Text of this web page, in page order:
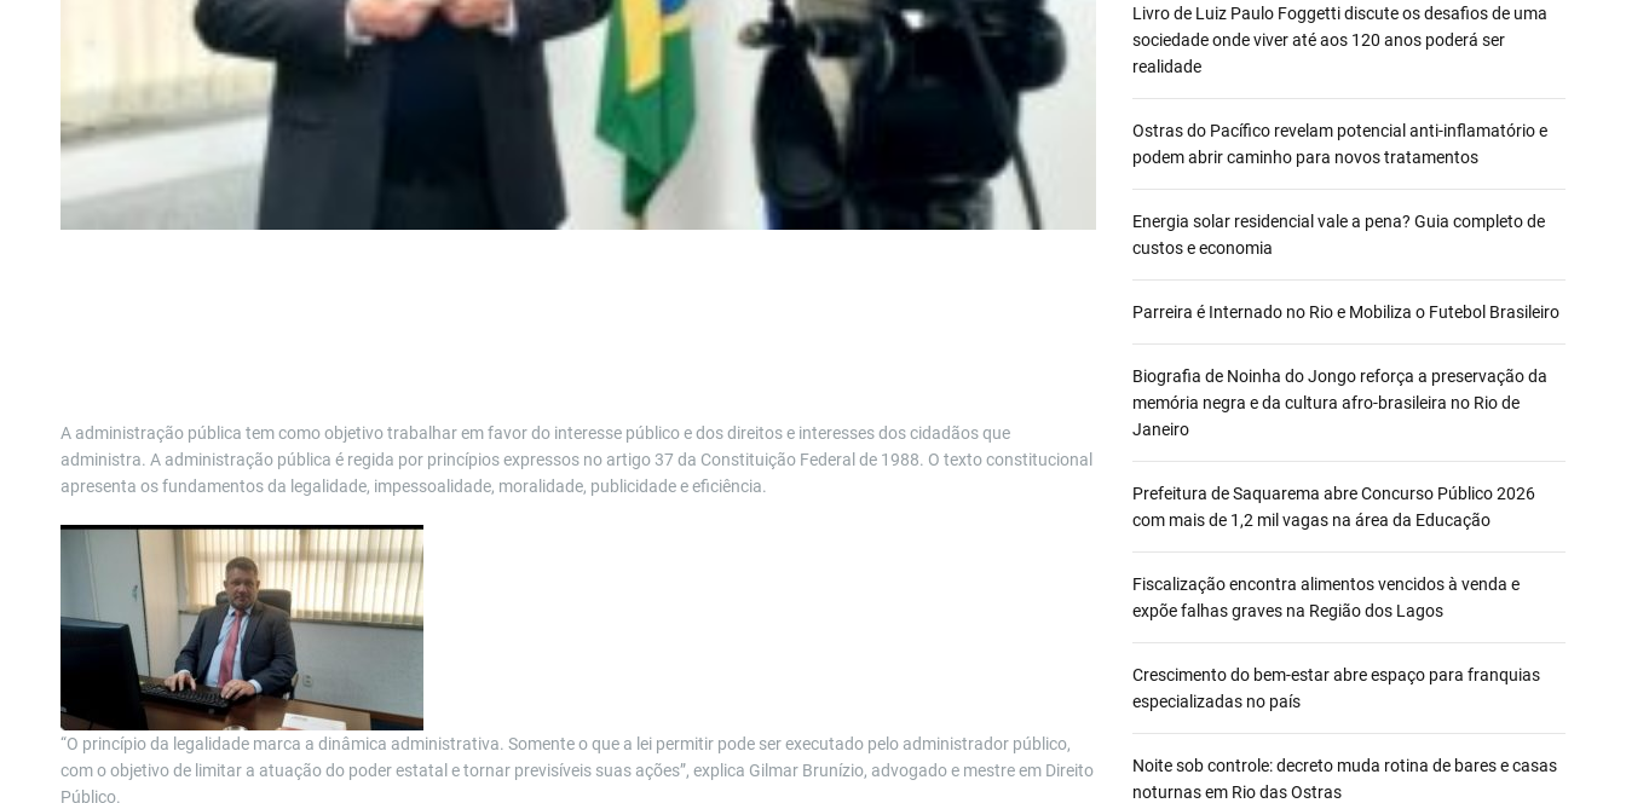
A administração pública tem como objetivo trabalhar em favor do interesse público e dos direitos e interesses dos cidadãos que
administra. A administração pública é regida por princípios expressos no artigo 37 da Constituição Federal de 1988. O texto constitucional
apresenta os fundamentos da legalidade, impessoalidade, moralidade, publicidade e eficiência.
“O princípio da legalidade marca a dinâmica administrativa. Somente o que a lei permitir pode ser executado pelo administrador público,
com o objetivo de limitar a atuação do poder estatal e tornar previsíveis suas ações”, explica Gilmar Brunízio, advogado e mestre em Direito
Público.
Livro de Luiz Paulo Foggetti discute os desafios de uma
sociedade onde viver até aos 120 anos poderá ser
realidade
Ostras do Pacífico revelam potencial anti-inflamatório e
podem abrir caminho para novos tratamentos
Energia solar residencial vale a pena? Guia completo de
custos e economia
Parreira é Internado no Rio e Mobiliza o Futebol Brasileiro
Biografia de Noinha do Jongo reforça a preservação da
memória negra e da cultura afro-brasileira no Rio de
Janeiro
Prefeitura de Saquarema abre Concurso Público 2026
com mais de 1,2 mil vagas na área da Educação
Fiscalização encontra alimentos vencidos à venda e
expõe falhas graves na Região dos Lagos
Crescimento do bem-estar abre espaço para franquias
especializadas no país
Noite sob controle: decreto muda rotina de bares e casas
noturnas em Rio das Ostras